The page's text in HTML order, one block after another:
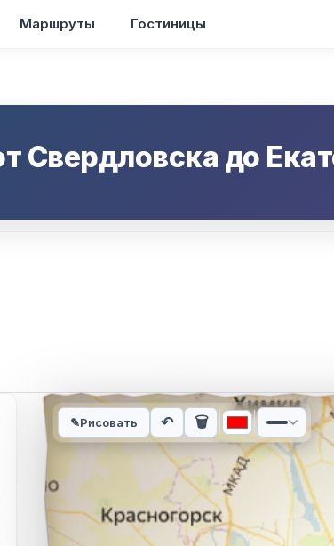
Маршруты Гостиницы
Свердловска до
Интерактивная карта автомобильного
✎Рисовать ↶ 🗑